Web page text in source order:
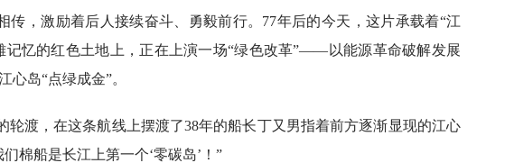
传，激励着后人接续奋斗、勇毅前行。77年后的今天，这片承载着“江
记忆的红色土地上，正在上演一场“绿色改革”——以能源革命破解发展
心岛“点绿成金”。
轮渡，在这条航线上摆渡了38年的船长丁又男指着前方逐渐显现的江心
棉船是长江上第一个‘零碳岛’！”